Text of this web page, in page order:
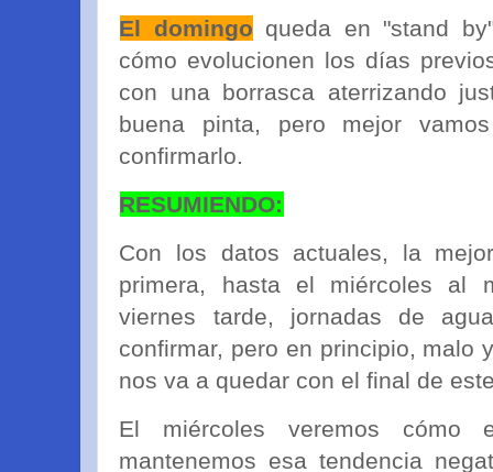
El domingo queda en "stand
cómo evolucionen los días
con una borrasca aterrizando
buena pinta, pero mejor
confirmarlo.
RESUMIENDO:
Con los datos actuales, la
primera, hasta el miércoles al
viernes tarde, jornadas de
confirmar, pero en principio, malo
nos va a quedar con el final de
El miércoles veremos cómo
mantenemos esa tendencia